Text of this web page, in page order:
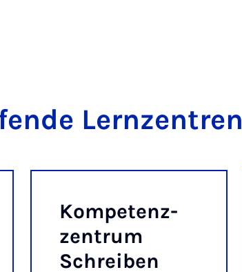
Lern­zen­tren
Kom­pe­tenz­
zen­trum
Schrei­ben